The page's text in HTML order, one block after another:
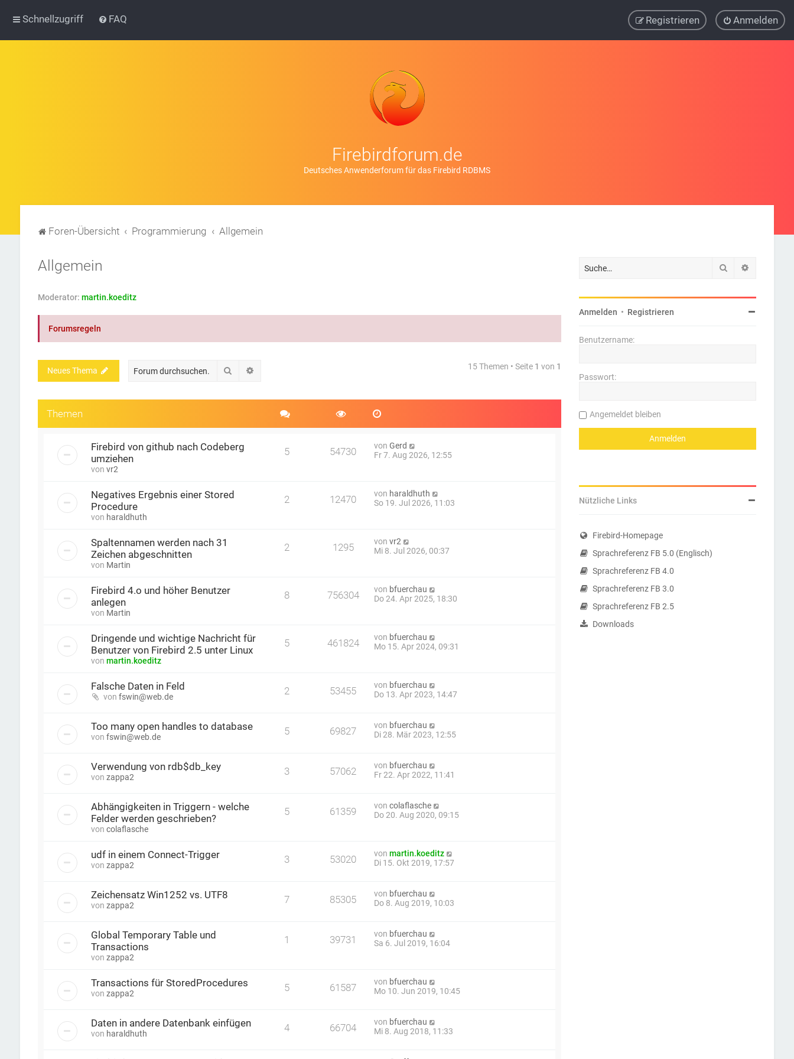
Schnellzugriff FAQ Anmelden
Registrieren
Firebirdforum.de
Deutsches Anwenderforum für das Firebird RDBMS
Foren-Übersicht Programmierung Allgemein
Allgemein
Moderator: martin.koeditz
Forumsregeln
Neues Thema Suche 15 Themen • Seite 1 von 1
Themen
Firebird von github nach Codeberg
umziehen
von vr2
5 54730 vonGerd
Fr 7. Aug 2026, 12:55
Negatives Ergebnis einer Stored
Procedure
von haraldhuth
2 12470 von haraldhuth
So 19. Jul 2026, 11:03
Spaltennamen werden nach 31
Zeichen abgeschnitten
von Martin
2 1295 vonvr2
Mi 8. Jul 2026, 00:37
Firebird 4.o und höher Benutzer
anlegen
von Martin
8 756304 von bfuerchau
Do 24. Apr 2025, 18:30
Dringende und wichtige Nachricht für
Benutzer von Firebird 2.5 unter Linux
von martin.koeditz
5 461824 von bfuerchau
Mo 15. Apr 2024, 09:31
Falsche Daten in Feld
von fswin@web.de 2 53455 von bfuerchau
Do 13. Apr 2023, 14:47
Too many open handles to database
von fswin@web.de 5 69827 von bfuerchau
Di 28. Mär 2023, 12:55
Verwendung von rdb$db_key
von zappa2 3 57062 von bfuerchau
Fr 22. Apr 2022, 11:41
Abhängigkeiten in Triggern - welche
Felder werden geschrieben?
von colaflasche
5 61359 voncolaflasche
Do 20. Aug 2020, 09:15
udf in einem Connect-Trigger
von zappa2 3 53020 vonmartin.koeditz
Di 15. Okt 2019, 17:57
Zeichensatz Win1252 vs. UTF8
von zappa2 7 85305 von bfuerchau
Do 8. Aug 2019, 10:03
Global Temporary Table und
Transactions
von zappa2
1 39731 von bfuerchau
Sa 6. Jul 2019, 16:04
Transactions für StoredProcedures
von zappa2 5 61587 von bfuerchau
Mo 10. Jun 2019, 10:45
Daten in andere Datenbank einfügen
von haraldhuth 4 66704 von bfuerchau
Mi 8. Aug 2018, 11:33
Suche
Anmelden • Registrieren
Benutzername:
Passwort:
Angemeldet bleiben
Nützliche Links
Firebird-Homepage
Sprachreferenz FB 5.0 (Englisch)
Sprachreferenz FB 4.0
Sprachreferenz FB 3.0
Sprachreferenz FB 2.5
Downloads